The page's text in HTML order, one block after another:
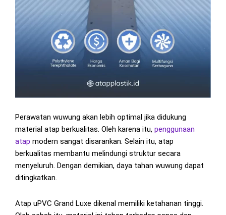
Perawatan wuwung akan lebih optimal jika didukung
material atap berkualitas. Oleh karena itu, penggunaan
atap modern sangat disarankan. Selain itu, atap
berkualitas membantu melindungi struktur secara
menyeluruh. Dengan demikian, daya tahan wuwung dapat
ditingkatkan.
Atap uPVC Grand Luxe dikenal memiliki ketahanan tinggi.